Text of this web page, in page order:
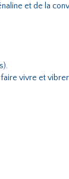
et de la
vivre et